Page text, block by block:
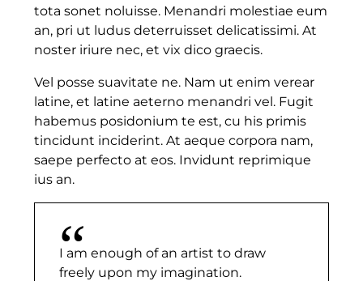
tota sonet noluisse. Menandri molestiae eum
an, pri ut ludus deterruisset delicatissimi. At
noster iriure nec, et vix dico graecis.
Vel posse suavitate ne. Nam ut enim verear
latine, et latine aeterno menandri vel. Fugit
habemus posidonium te est, cu his primis
tincidunt inciderint. At aeque corpora nam,
saepe perfecto at eos. Invidunt reprimique
ius an.
I am enough of an artist to draw
freely upon my imagination.